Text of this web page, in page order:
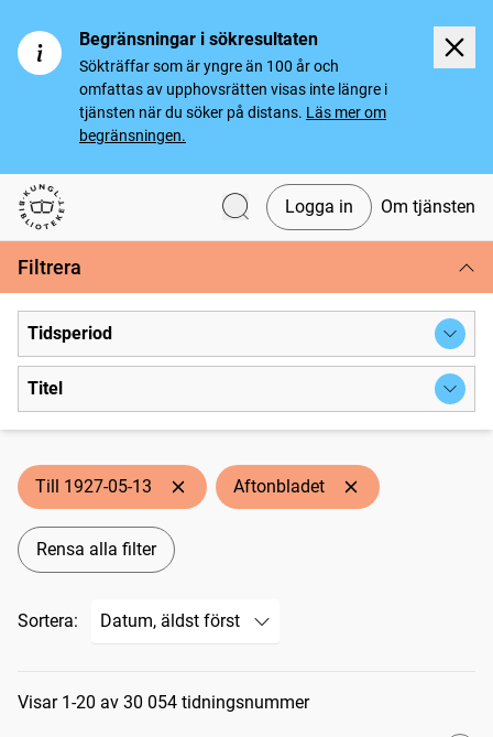
Begränsningar i sökresultaten
Sökträffar som är yngre än 100 år och
omfattas av upphovsrätten visas inte längre i
tjänsten när du söker på distans. Läs mer om
begränsningen.
Svenska tidningar
Logga in Om tjänsten
Filtrera
Tidsperiod
Titel
Till 1927-05-13 Aftonbladet
Rensa alla filter
Sortera:
Sökresultat
Visar 1-20 av 30 054 tidningsnummer